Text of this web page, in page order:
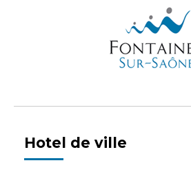
Hotel de ville